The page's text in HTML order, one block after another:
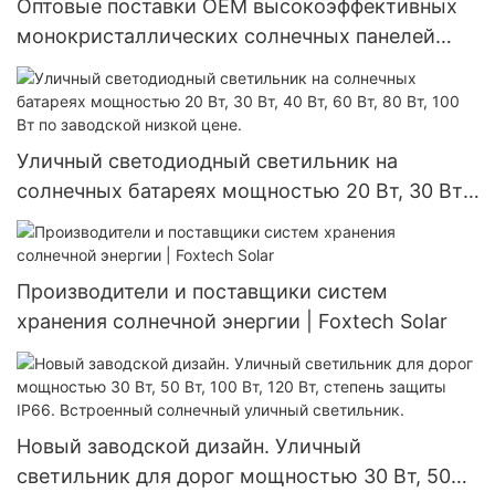
Оптовые поставки OEM высокоэффективных
монокристаллических солнечных панелей
мощностью 450 Вт, 455 Вт, 540 Вт, 550 Вт от
производителей из Китая по выгодной цене.
Уличный светодиодный светильник на
солнечных батареях мощностью 20 Вт, 30 Вт,
40 Вт, 60 Вт, 80 Вт, 100 Вт по заводской
низкой цене.
Производители и поставщики систем
хранения солнечной энергии | Foxtech Solar
Новый заводской дизайн. Уличный
светильник для дорог мощностью 30 Вт, 50